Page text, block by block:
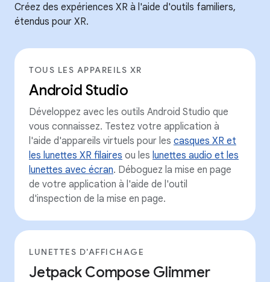
Créez des expériences XR à l'aide d'outils familiers,
étendus pour XR.
TOUS LES APPAREILS XR
Android Studio
Développez avec les outils Android Studio que
vous connaissez. Testez votre application à
l'aide d'appareils virtuels pour les casques XR et
les lunettes XR filaires ou les lunettes audio et les
lunettes avec écran. Déboguez la mise en page
de votre application à l'aide de l'outil
d'inspection de la mise en page.
LUNETTES D'AFFICHAGE
Jetpack Compose Glimmer